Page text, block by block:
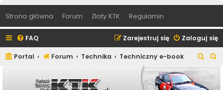
Strona główna Forum Zloty KTK Regulamin
FAQ Zaloguj się
Zarejestruj się
Portal Forum Technika Techniczny e-book
z
u
z
u